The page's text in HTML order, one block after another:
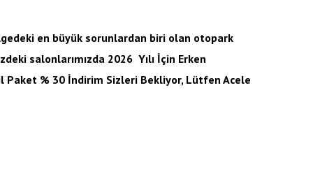
en büyük sorunlardan biri olan otopark
salonlarımızda 2026 Yılı İçin Erken
Paket % 30 İndirim Sizleri Bekliyor, Lütfen Acele